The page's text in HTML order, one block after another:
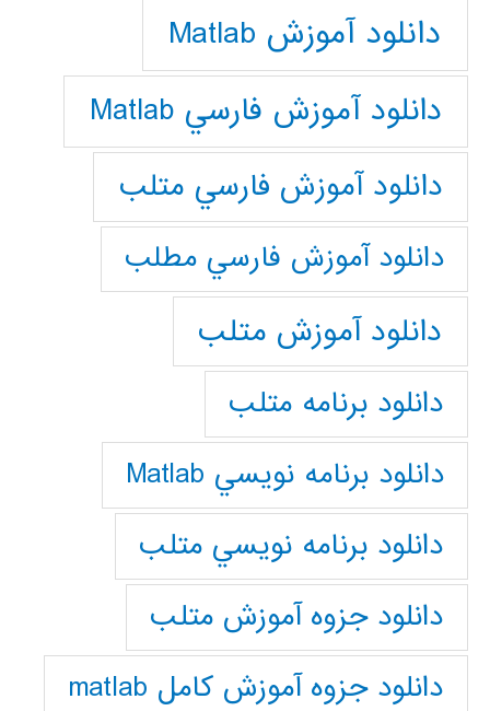
دانلود آموزش Matlab
دانلود آموزش فارسي Matlab
دانلود آموزش فارسي متلب
دانلود آموزش فارسي مطلب
دانلود آموزش متلب
دانلود برنامه متلب
دانلود برنامه نويسي Matlab
دانلود برنامه نويسي متلب
دانلود جزوه آموزش متلب
دانلود جزوه آموزش کامل matlab